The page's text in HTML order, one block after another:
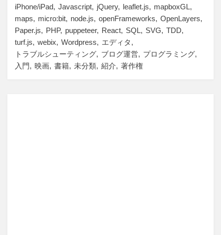
iPhone/iPad Javascript jQuery leaflet.js
mapboxGL
maps
micro:bit node.js openFrameworks
OpenLayers
Paper.js
PHP puppeteer React SQL SVG
TDD
turf.js
webix Wordpress
エディタ
トラブルシューティング
ブログ運営
プログラミング
入門
映画 書籍 未分類 紹介 著作権